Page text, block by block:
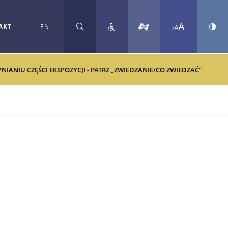
EN SZUKAJ
CZĘŚCI EKSPOZYCJI - PATRZ „ZWIEDZANIE/CO ZWIEDZAĆ”